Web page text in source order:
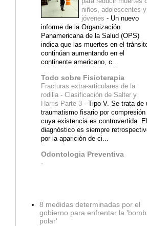
niños, adolescentes y
jóvenes - Un nuevo
informe de la Organización
Panamericana de la Salud (OPS)
indica que las muertes en el
continúan aumentando en el
continente americano, c...
Todo sobre Fisioterapia
Fracturas extra-articulares de la
rodilla - Clasificación de Salter y
Harris Parte 3 - Tipo V. Se trata de
traumatismo fisario por compresión
cuya existencia es controvertida. El
diagnóstico es siempre
por la aparición de ci...
Odontologia Preventiva
-
8 medidas determinadas por el
gobierno para enfrentar la
polar'